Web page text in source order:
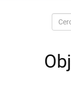
Cerca